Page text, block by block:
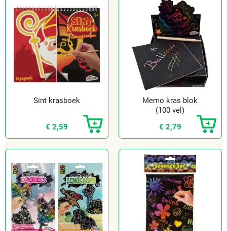
Sint krasboek
€ 2,59
Memo kras blok
(100 vel)
€ 2,79